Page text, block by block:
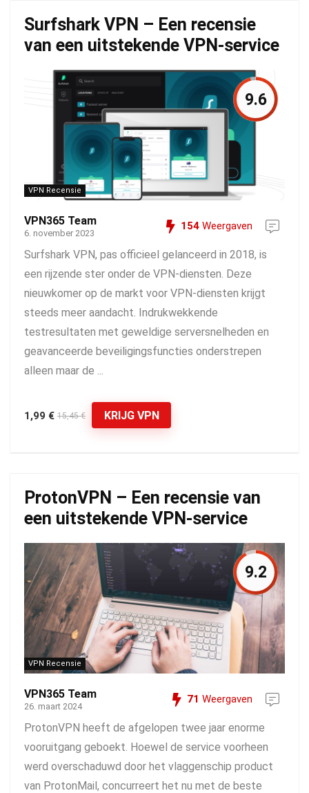
Surfshark VPN – Een recensie
van een uitstekende VPN-service
VPN Recensie
9.6
VPN365 Team
6. november 2023
154 Weergaven
Surfshark VPN, pas officieel gelanceerd in 2018, is
een rijzende ster onder de VPN-diensten. Deze
nieuwkomer op de markt voor VPN-diensten krijgt
steeds meer aandacht. Indrukwekkende
testresultaten met geweldige serversnelheden en
geavanceerde beveiligingsfuncties onderstrepen
alleen maar de ...
1,99 € 15,45 € KRIJG VPN
ProtonVPN – Een recensie van
een uitstekende VPN-service
VPN Recensie
9.2
VPN365 Team
26. maart 2024
71 Weergaven
ProtonVPN heeft de afgelopen twee jaar enorme
vooruitgang geboekt. Hoewel de service voorheen
werd overschaduwd door het vlaggenschip product
van ProtonMail, concurreert het nu met de beste